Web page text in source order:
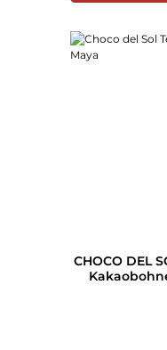
CHOCO DEL